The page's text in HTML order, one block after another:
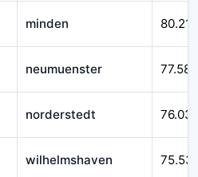
minden 80.212
neumuenster 77.588
norderstedt
wilhelmshaven